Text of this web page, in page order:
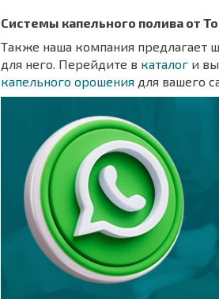
Системы капельного полива от
Также наша компания предлагает
для него. Перейдите в каталог и
капельного орошения для вашего